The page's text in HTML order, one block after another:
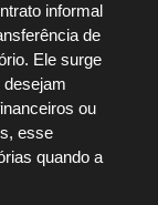
informal
de
Ele surge
ou
esse
quando a